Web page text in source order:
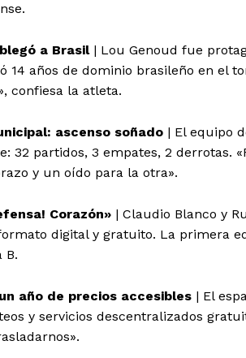
a Brasil| Lou Genoud fue
14 años de dominio brasileño en el
confiesa la atleta.
ascenso soñado | El equipo
32 partidos, 3 empates, 2 derrotas.
y un oído para la otra».
Corazón» | Claudio Blanco y
digital y gratuito. La primera
B.
año de precios accesibles | El
y servicios descentralizados